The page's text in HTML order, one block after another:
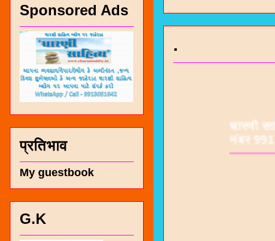
.
नंबर
Sponsored Ads
प्रतिभाव
My guestbook
G.K